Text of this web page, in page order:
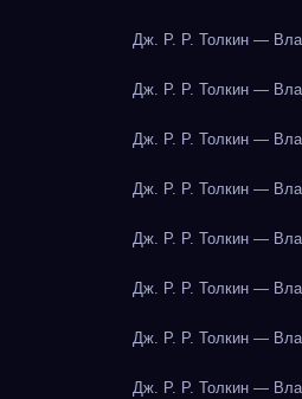
Дж. Р. Р. Толкин —
Дж. Р. Р. Толкин —
Дж. Р. Р. Толкин —
Дж. Р. Р. Толкин —
Дж. Р. Р. Толкин —
Дж. Р. Р. Толкин —
Дж. Р. Р. Толкин —
Дж. Р. Р. Толкин —